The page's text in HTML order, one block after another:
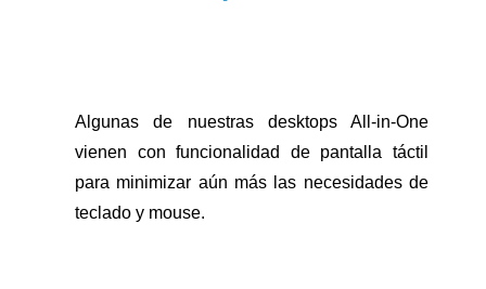
Algunas de nuestras desktops All-in-One
vienen con funcionalidad de pantalla táctil
para minimizar aún más las necesidades de
teclado y mouse.